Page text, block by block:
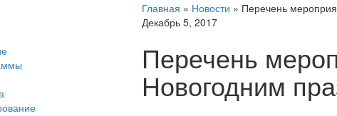
Главная » Новости » Перечень
Декабрь 5, 2017
Перечень
Новогодним